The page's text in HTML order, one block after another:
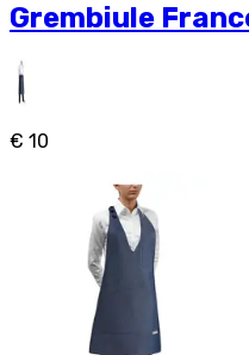
Grembiule
€ 10